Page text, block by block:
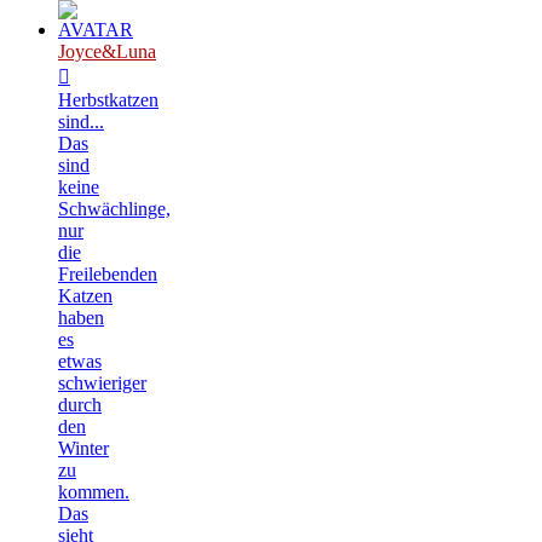
Joyce&Luna
Herbstkatzen
sind...
Das
sind
keine
Schwächlinge,
nur
die
Freilebenden
Katzen
haben
es
etwas
schwieriger
durch
den
Winter
zu
kommen.
Das
sieht